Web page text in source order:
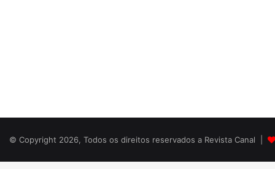
© Copyright 2026, Todos os direitos reservados a Revista Canal |